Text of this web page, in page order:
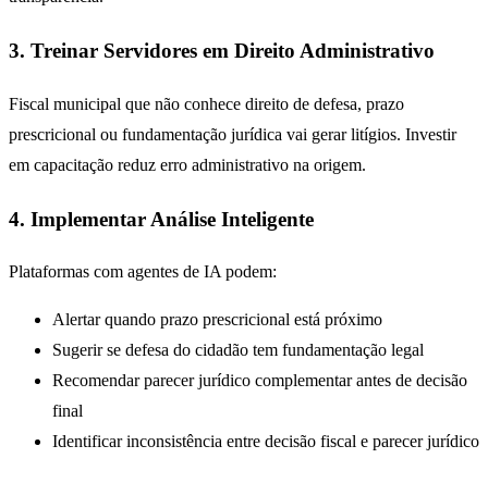
3. Treinar Servidores em Direito Administrativo
Fiscal municipal que não conhece direito de defesa, prazo
prescricional ou fundamentação jurídica vai gerar litígios. Investir
em capacitação reduz erro administrativo na origem.
4. Implementar Análise Inteligente
Plataformas com agentes de IA podem:
Alertar quando prazo prescricional está próximo
Sugerir se defesa do cidadão tem fundamentação legal
Recomendar parecer jurídico complementar antes de decisão
final
Identificar inconsistência entre decisão fiscal e parecer jurídico